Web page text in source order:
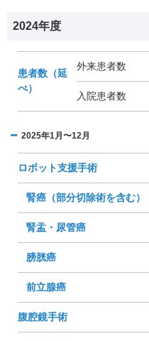
2024年度
患者数（延
べ）
外来患者数
入院患者数
2025年1月〜12月
ロボット支援手術
腎癌（部分切除術を含む）
腎盂・尿管癌
膀胱癌
前立腺癌
腹腔鏡手術